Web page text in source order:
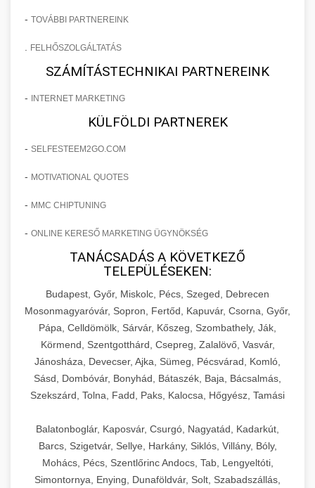
- TOVÁBBI PARTNEREINK
FELHŐSZOLGÁLTATÁS
SZÁMÍTÁSTECHNIKAI PARTNEREINK
- INTERNET MARKETING
KÜLFÖLDI PARTNEREK
- SELFESTEEM2GO.COM
- MOTIVATIONAL QUOTES
- MMC CHIPTUNING
- ONLINE KERESŐ MARKETING ÜGYNÖKSÉG
TANÁCSADÁS A KÖVETKEZŐ
TELEPÜLÉSEKEN:
Budapest, Győr, Miskolc, Pécs, Szeged, Debrecen
Mosonmagyaróvár, Sopron, Fertőd, Kapuvár, Csorna, Győr,
Pápa, Celldömölk, Sárvár, Kőszeg, Szombathely, Ják,
Körmend, Szentgotthárd, Csepreg, Zalalövő, Vasvár,
Jánosháza, Devecser, Ajka, Sümeg, Pécsvárad, Komló,
Sásd, Dombóvár, Bonyhád, Bátaszék, Baja, Bácsalmás,
Szekszárd, Tolna, Fadd, Paks, Kalocsa, Hőgyész, Tamási
Balatonboglár, Kaposvár, Csurgó, Nagyatád, Kadarkút,
Barcs, Szigetvár, Sellye, Harkány, Siklós, Villány, Bóly,
Mohács, Pécs, Szentlőrinc Andocs, Tab, Lengyeltóti,
Simontornya, Enying, Dunaföldvár, Solt, Szabadszállás,